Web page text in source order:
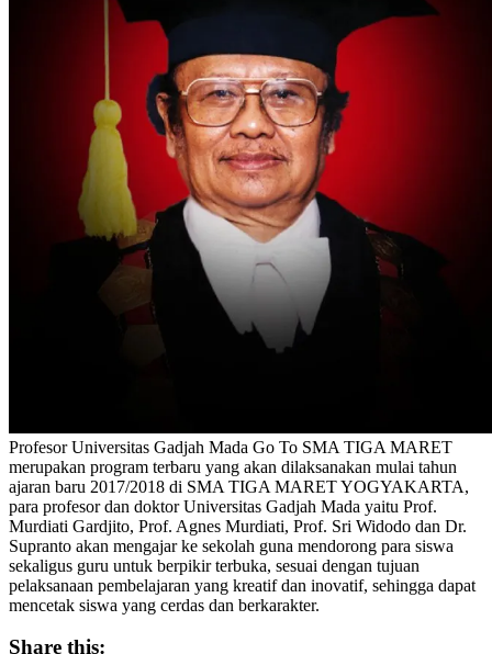
Profesor Universitas Gadjah Mada Go To SMA TIGA MARET
merupakan program terbaru yang akan dilaksanakan mulai tahun
ajaran baru 2017/2018 di SMA TIGA MARET YOGYAKARTA,
para profesor dan doktor Universitas Gadjah Mada yaitu Prof.
Murdiati Gardjito, Prof. Agnes Murdiati, Prof. Sri Widodo dan Dr.
Supranto akan mengajar ke sekolah guna mendorong para siswa
sekaligus guru untuk berpikir terbuka, sesuai dengan tujuan
pelaksanaan pembelajaran yang kreatif dan inovatif, sehingga dapat
mencetak siswa yang cerdas dan berkarakter.
Share this: